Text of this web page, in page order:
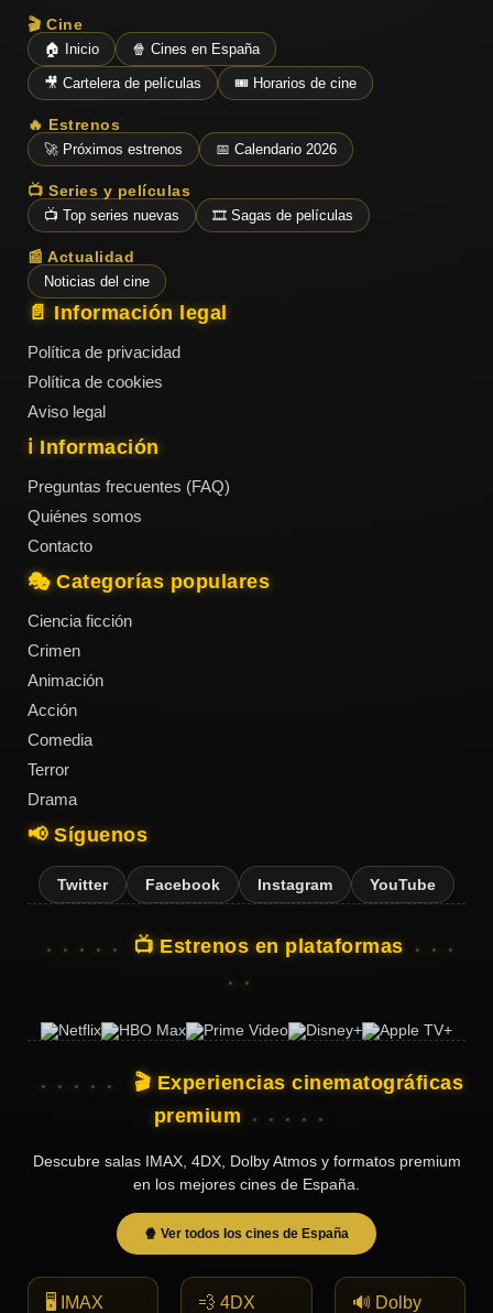
🎬 Cine
🏠 Inicio 🍿 Cines en España
🎥 Cartelera de películas 🎟️ Horarios de cine
🔥 Estrenos
🚀 Próximos estrenos 📅 Calendario 2026
📺 Series y películas
📺 Top series nuevas 🎞️ Sagas de películas
📰 Actualidad
Noticias del cine
📄 Información legal
Política de privacidad
Política de cookies
Aviso legal
ℹ️ Información
Preguntas frecuentes (FAQ)
Quiénes somos
Contacto
🎭 Categorías populares
Ciencia ficción
Crimen
Animación
Acción
Comedia
Terror
Drama
📢 Síguenos
Twitter Facebook Instagram YouTube
📺 Estrenos en plataformas
🎬 Experiencias cinematográficas
premium
Descubre salas IMAX, 4DX, Dolby Atmos y formatos premium
en los mejores cines de España.
🍿 Ver todos los cines de España
🖥️ IMAX 💨 4DX
🔊 Dolby